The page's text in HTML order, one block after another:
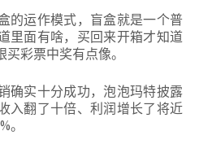
的运作模式，盲盒就是一个普
里面有啥，买回来开箱才知道
彩票中奖有点像。
确实十分成功，泡泡玛特披露
入翻了十倍、利润增长了将近
。